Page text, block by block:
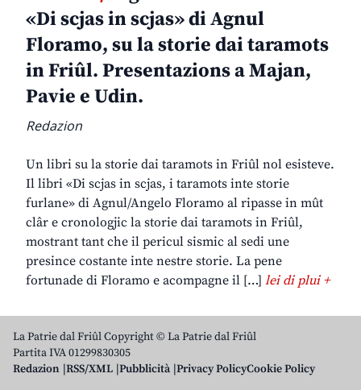
«Di scjas in scjas» di Agnul
Floramo, su la storie dai taramots
in Friûl. Presentazions a Majan,
Pavie e Udin.
Redazion
Un libri su la storie dai taramots in Friûl nol esisteve.
Il libri «Di scjas in scjas, i taramots inte storie
furlane» di Agnul/Angelo Floramo al ripasse in mût
clâr e cronologjic la storie dai taramots in Friûl,
mostrant tant che il pericul sismic al sedi une
presince costante inte nestre storie. La pene
fortunade di Floramo e acompagne il […] lei di plui +
La Patrie dal Friûl Copyright © La Patrie dal Friûl
Partita IVA 01299830305
Redazion RSS/XML Pubblicità Privacy PolicyCookie Policy